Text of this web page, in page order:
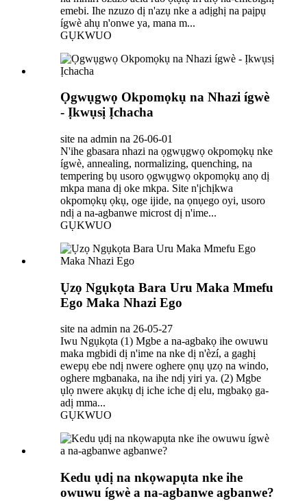
emebi. Ihe nzuzo dị n'azụ nke a adịghị na paịpụ
ígwè ahụ n'onwe ya, mana m...
GỤKWUO
Ọgwụgwọ Okpomọkụ na Nhazi ígwè
- Ịkwụsị Ịchacha
site na admin na 26-06-01
N'ihe gbasara nhazi na ọgwụgwọ okpomọkụ nke
ígwè, annealing, normalizing, quenching, na
tempering bụ usoro ọgwụgwọ okpomọkụ anọ dị
mkpa mana dị oke mkpa. Site n'ịchịkwa
okpomọkụ ọkụ, oge ijide, na ọnụego oyi, usoro
ndị a na-agbanwe microst dị n'ime...
GỤKWUO
Ụzọ Ngụkọta Bara Uru Maka Mmefu
Ego Maka Nhazi Ego
site na admin na 26-05-27
Iwu Ngụkọta (1) Mgbe a na-agbakọ ihe owuwu
maka mgbidi dị n'ime na nke dị n'èzí, a gaghị
ewepụ ebe ndị nwere oghere ọnụ ụzọ na windo,
oghere mgbanaka, na ihe ndị yiri ya. (2) Mgbe
ụlọ nwere akụkụ dị iche iche dị elu, mgbakọ ga-
adị mma...
GỤKWUO
Kedu ụdị na nkọwapụta nke ihe
owuwu ígwè a na-agbanwe agbanwe?